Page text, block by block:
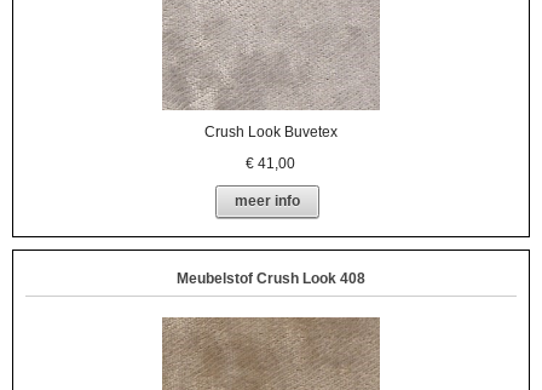
Crush Look Buvetex
€41,00
meer info
Meubelstof Crush Look 408